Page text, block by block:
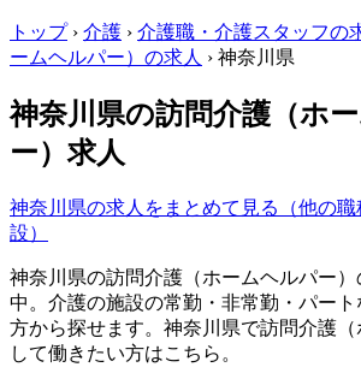
トップ › 介護 › 介護職・介護スタッフの
ームヘルパー）の求人 › 神奈川県
神奈川県の訪問介護（ホ
ー）求人
神奈川県の求人をまとめて見る（他の
設）
神奈川県の訪問介護（ホームヘルパー）
中。介護の施設の常勤・非常勤・パート
方から探せます。神奈川県で訪問介護（
して働きたい方はこちら。